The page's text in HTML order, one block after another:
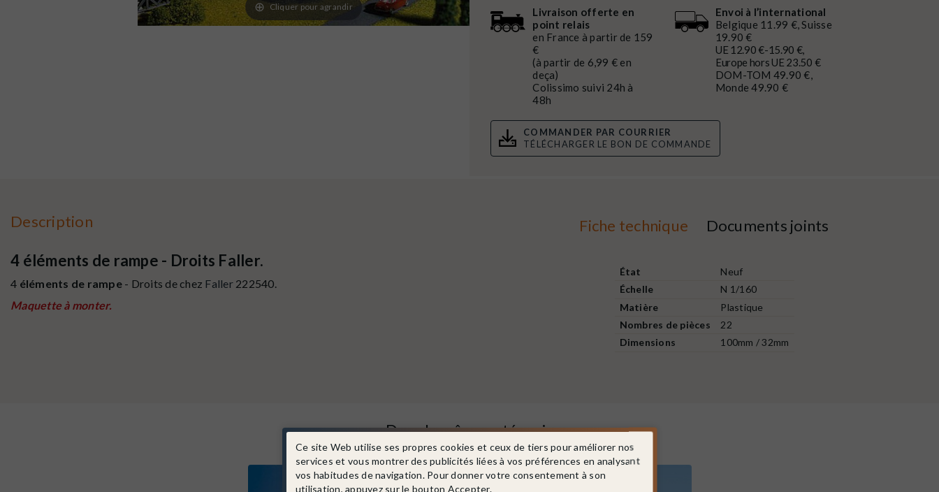
Cliquer pour agrandir
Livraison offerte en
point relais
en France à partir de 159
€
(à partir de 6,99 € en
deça)
Colissimo suivi 24h à
48h
Envoi à l’international
Belgique 11.99 €, Suisse
19.90 €
UE 12.90 €-15.90 €,
Europe hors UE 23.50 €
DOM-TOM 49.90 €,
Monde 49.90 €
COMMANDER PAR COURRIER
TÉLÉCHARGER LE BON DE COMMANDE
Description
4 éléments de rampe - Droits Faller.
4 éléments de rampe- Droits de chez Faller222540.
Maquette à monter.
Fiche technique Documents joints
État
Neuf
Échelle
N 1/160
Matière
Plastique
Nombres de pièces
22
Dimensions
100mm / 32mm
Dans la même catégorie
Ce site Web utilise ses propres cookies et ceux de tiers pour améliorer nos
services et vous montrer des publicités liées à vos préférences en analysant
vos habitudes de navigation. Pour donner votre consentement à son
utilisation, appuyez sur le bouton Accepter.